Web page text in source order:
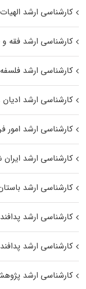
کارشناسی ارشد
کارشناسی ارشد فقه
کارشناسی ارشد
کارشناسی ارشد
کارشناسی ارشد امور
کارشناسی ارشد
کارشناسی ارشد
کارشناسی ارشد
کارشناسی ارشد پدافند
کارشناسی ارشد